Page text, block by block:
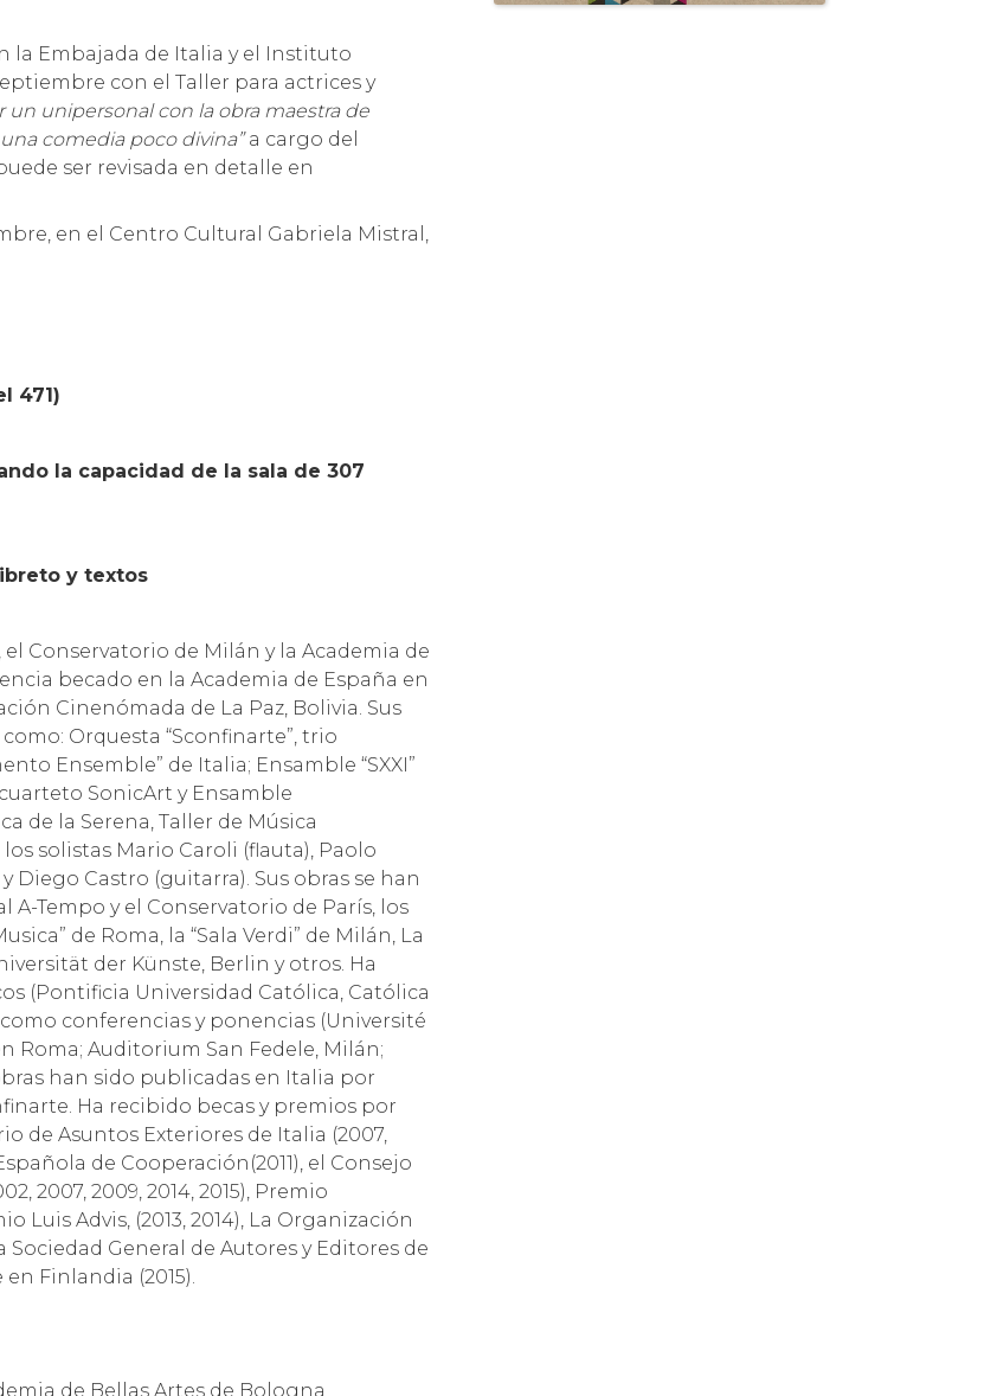
la Embajada de Italia y el Instituto
con el Taller para actrices y
un unipersonal con la obra maestra de
una comedia poco divina”a cargo del
ser revisada en detalle en
en el Centro Cultural Gabriela Mistral,
471)
la capacidad de la sala de 307
y textos
Conservatorio de Milán y la Academia de
becado en la Academia de España en
Cinenómada de La Paz, Bolivia. Sus
Orquesta “Sconfinarte”, trio
Ensemble” de Italia; Ensamble “SXXI”
cuarteto SonicArt y Ensamble
de la Serena, Taller de Música
solistas Mario Caroli (flauta), Paolo
Castro (guitarra). Sus obras se han
Tempo y el Conservatorio de París, los
de Roma, la “Sala Verdi” de Milán, La
der Künste, Berlin y otros. Ha
(Pontificia Universidad Católica, Católica
conferencias y ponencias (Université
Roma; Auditorium San Fedele, Milán;
han sido publicadas en Italia por
Ha recibido becas y premios por
de Asuntos Exteriores de Italia (2007,
de Cooperación(2011), el Consejo
2007, 2009, 2014, 2015), Premio
Luis Advis, (2013, 2014), La Organización
Sociedad General de Autores y Editores de
en Finlandia (2015).
de Bellas Artes de Bologna